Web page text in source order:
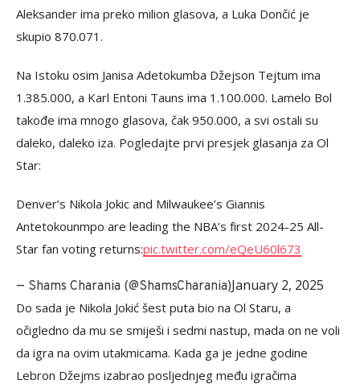
Aleksander ima preko milion glasova, a Luka Dončić je
skupio 870.071.
Na Istoku osim Janisa Adetokumba Džejson Tejtum ima
1.385.000, a Karl Entoni Tauns ima 1.100.000. Lamelo Bol
takođe ima mnogo glasova, čak 950.000, a svi ostali su
daleko, daleko iza. Pogledajte prvi presjek glasanja za Ol
Star:
Denver’s Nikola Jokic and Milwaukee’s Giannis
Antetokounmpo are leading the NBA’s first 2024-25 All-
Star fan voting returns:pic.twitter.com/eQeU60l673
— Shams Charania (@ShamsCharania)January 2, 2025
Do sada je Nikola Jokić šest puta bio na Ol Staru, a
očigledno da mu se smiješi i sedmi nastup, mada on ne voli
da igra na ovim utakmicama. Kada ga je jedne godine
Lebron Džejms izabrao posljednjeg među igračima